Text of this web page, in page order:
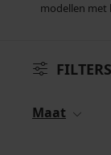
modellen met
FILTERS
Maat